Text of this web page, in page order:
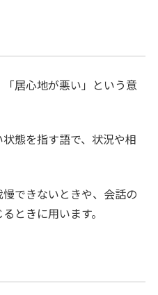
居心地が悪い」という意
態を指す語で、状況や相
できないときや、会話の
ときに用います。